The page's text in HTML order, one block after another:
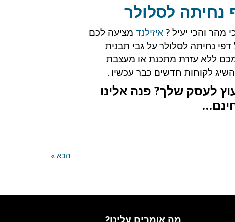
נחיתה לסלולר
מהר והכי יעיל ? איזילנד מציעה לכם
נחיתה לסלולר על גבי תבנית
ללא עזרת מתכנת או מעצבת
לקוחות חדשים כבר עכשיו .
לעסק שלך? פנה אלינו
הבא »
מה אומרים עלינו?